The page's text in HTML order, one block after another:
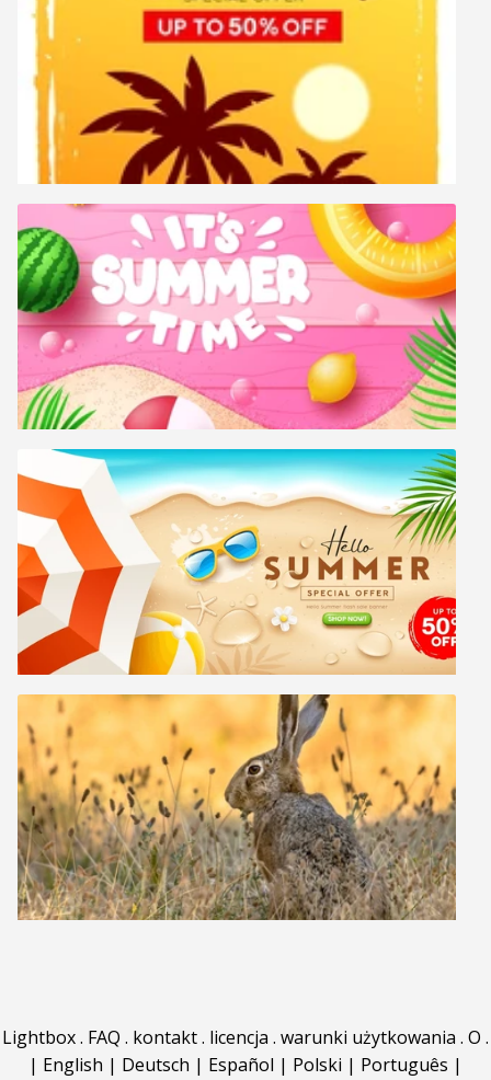
Lightbox. FAQ . kontakt. licencja . warunki użytkowania . O .
| English | Deutsch | Español | Polski | Português |